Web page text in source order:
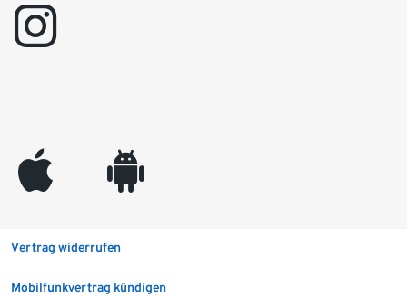
instagram
appleinc android
Vertrag widerrufen
Mobilfunkvertrag kündigen